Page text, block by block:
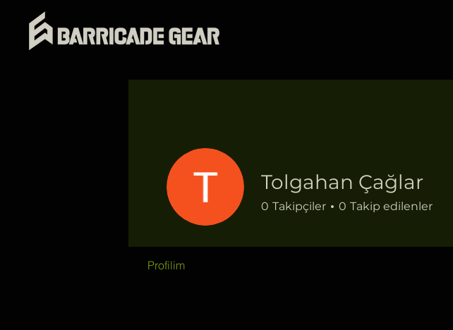
Tolgahan Çağlar
0 Takipçiler 0 Takip edilenler
Profilim